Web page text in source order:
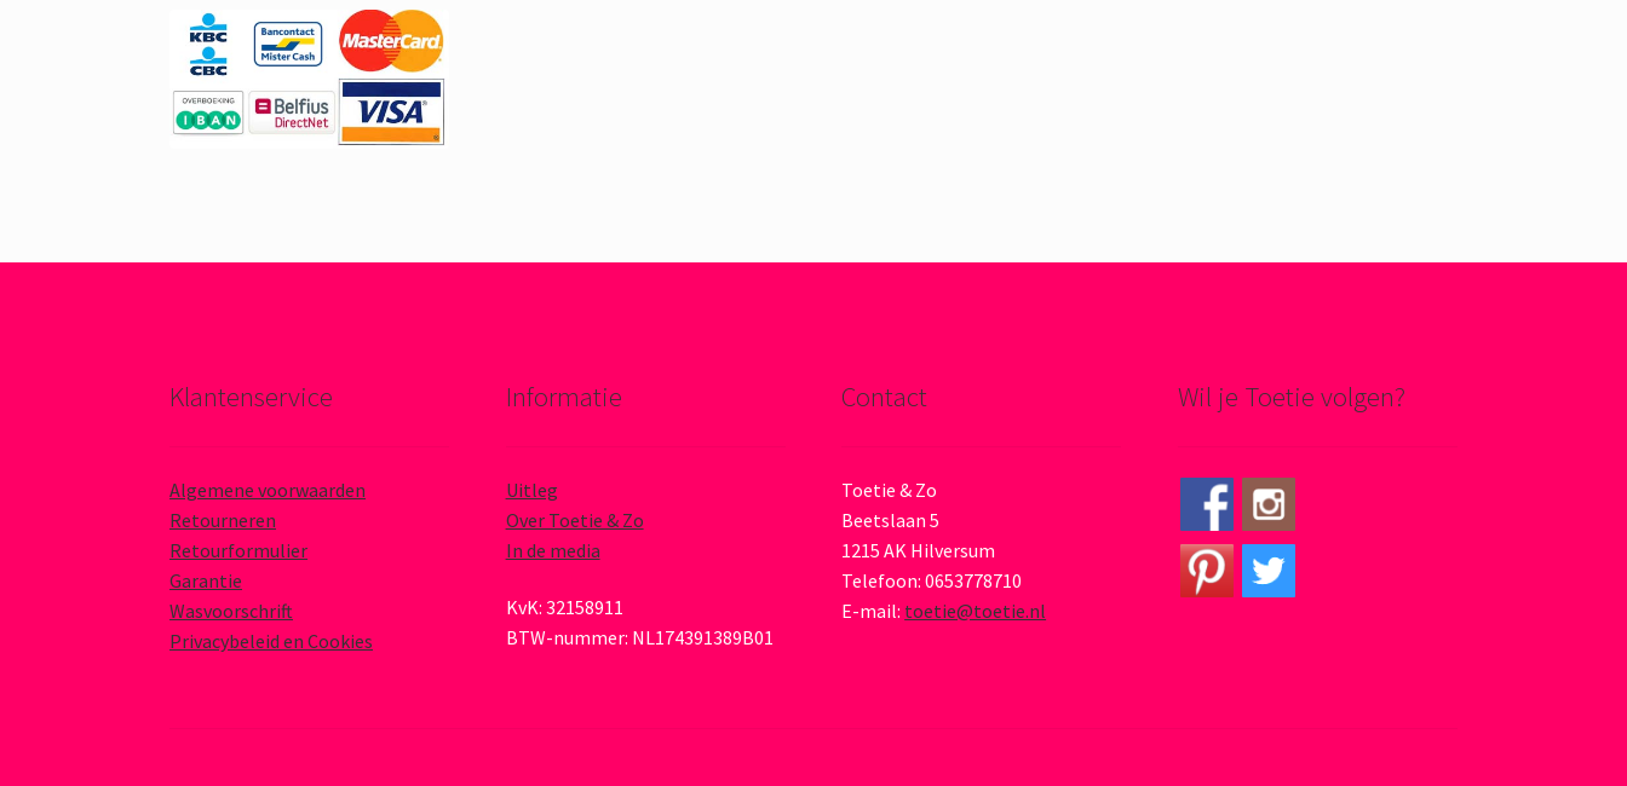
Klantenservice
Algemene voorwaarden
Retourneren
Retourformulier
Garantie
Wasvoorschrift
Privacybeleid en Cookies
Informatie
Uitleg
Over Toetie & Zo
In de media
KvK: 32158911
BTW-nummer: NL174391389B01
Contact
Toetie & Zo
Beetslaan 5
1215 AK Hilversum
Telefoon: 0653778710
E-mail: toetie@toetie.nl
Wil je Toetie volgen?